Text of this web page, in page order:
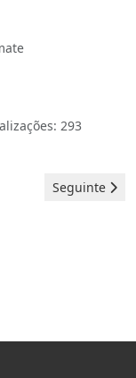
293
Artigo
Seguinte